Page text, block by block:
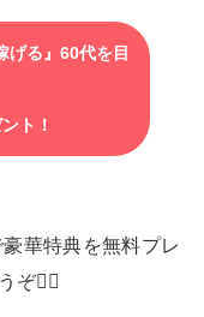
げる』60代を目
ト！
華特典を無料プレ
ぞ💁‍♂️